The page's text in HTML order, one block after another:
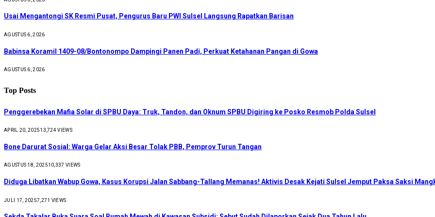
Usai Mengantongi SK Resmi Pusat, Pengurus Baru PWI Sulsel Langsung Rapatkan Barisan
AGUSTUS 6, 2026
Babinsa Koramil 1409-08/Bontonompo Dampingi Panen Padi, Perkuat Ketahanan Pangan di Gowa
AGUSTUS 6, 2026
Top Posts
Penggerebekan Mafia Solar di SPBU Daya: Truk, Tandon, dan Oknum SPBU Digiring ke Posko Resmob Polda Sulsel
APRIL 20, 202513,724VIEWS
Bone Darurat Sosial: Warga Gelar Aksi Besar Tolak PBB, Pemprov Turun Tangan
AGUSTUS 18, 202510,337 VIEWS
Diduga Libatkan Wabup Gowa, Kasus Korupsi Jalan Sabbang-Tallang Memanas! Aktivis Desak Kejati Sulsel Jemput Paksa Saksi
JULI 17, 20257,271 VIEWS